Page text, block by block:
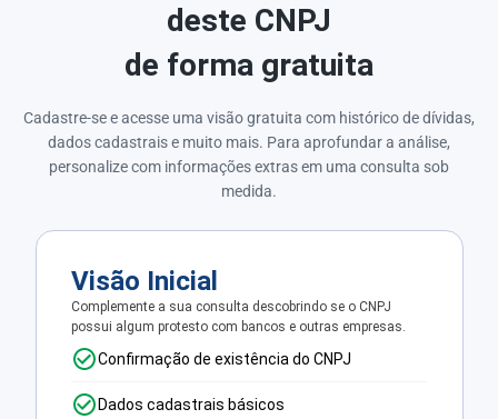
deste CNPJ
de forma gratuita
Cadastre-se e acesse uma visão gratuita com histórico de dívidas,
dados cadastrais e muito mais. Para aprofundar a análise,
personalize com informações extras em uma consulta sob
medida.
Visão Inicial
Complemente a sua consulta descobrindo se o CNPJ
possui algum protesto com bancos e outras empresas.
Confirmação de existência do CNPJ
Dados cadastrais básicos